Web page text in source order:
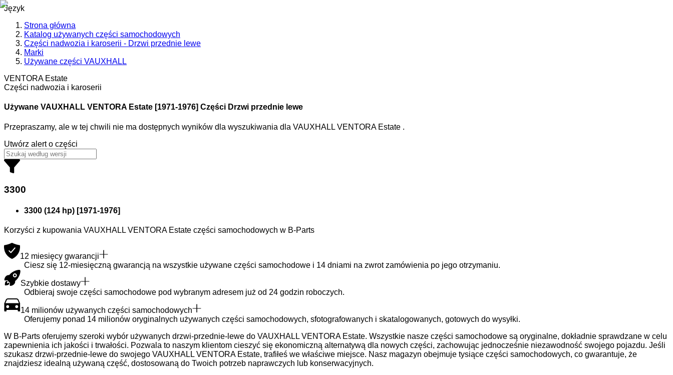
Język
Strona główna
Katalog używanych części samochodowych
Części nadwozia i karoserii - Drzwi przednie lewe
Marki
Używane części VAUXHALL
VENTORA Estate
Części nadwozia i karoserii
Używane VAUXHALL VENTORA Estate [1971-1976] Części Drzwi przednie lewe
Przepraszamy, ale w tej chwili nie ma dostępnych wyników dla wyszukiwania dla VAUXHALL VENTORA Estate .
Utwórz alert o części
3300
3300 (124 hp) [1971-1976]
Korzyści z kupowania VAUXHALL VENTORA Estate części samochodowych w B-Parts
12 miesięcy gwarancji
Ciesz się 12-miesięczną gwarancją na wszystkie używane części samochodowe i 14 dniami na zwrot zamówienia po jego otrzymaniu.
Szybkie dostawy
Odbieraj swoje części samochodowe pod wybranym adresem już od 24 godzin roboczych.
14 milionów używanych części samochodowych
Oferujemy ponad 14 milionów oryginalnych używanych części samochodowych, sfotografowanych i skatalogowanych, gotowych do wysyłki.
W B-Parts oferujemy szeroki wybór używanych drzwi-przednie-lewe do VAUXHALL VENTORA Estate. Wszystkie nasze części samochodowe są oryginalne, dokładnie sprawdzane w celu
zapewnienia ich jakości i trwałości. Pozwala to naszym klientom cieszyć się ekonomiczną alternatywą dla nowych części, zachowując jednocześnie niezawodność swojego pojazdu. Jeśli
szukasz drzwi-przednie-lewe do swojego VAUXHALL VENTORA Estate, trafiłeś we właściwe miejsce. Nasz magazyn obejmuje tysiące części samochodowych, co gwarantuje, że
znajdziesz idealną używaną część, dostosowaną do Twoich potrzeb naprawczych lub konserwacyjnych.